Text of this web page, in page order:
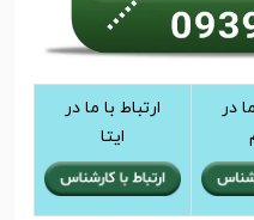
در
ارتباط با ما در
ایتا